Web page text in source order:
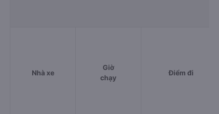
Nhà xe
Giờ
chạy
Điểm đi